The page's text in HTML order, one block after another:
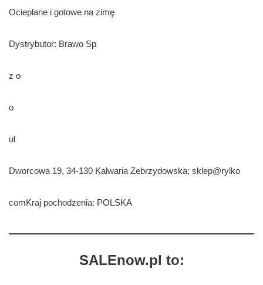
Ocieplane i gotowe na zimę
Dystrybutor: Brawo Sp
z o
o
ul
Dworcowa 19, 34-130 Kalwaria Zebrzydowska; sklep@rylko
comKraj pochodzenia: POLSKA
SALEnow.pl to: